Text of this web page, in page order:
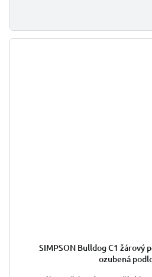
SIMPSON Bulldog C1 žárový
ozubená